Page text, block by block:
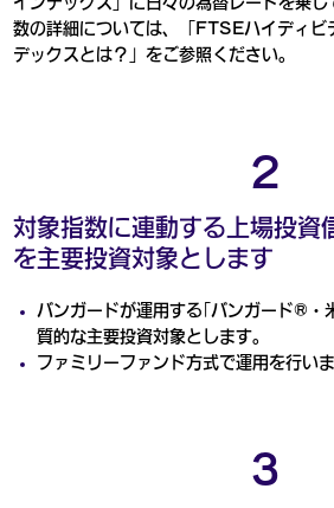
数の詳細については、「FTSEハイディビ
デックスとは？」をご参照ください。
2
対象指数に連動する上場投資
を主要投資対象とします
バンガードが運用する｢バンガード®・
質的な主要投資対象とします。
ファミリーファンド方式で運用を行いま
３